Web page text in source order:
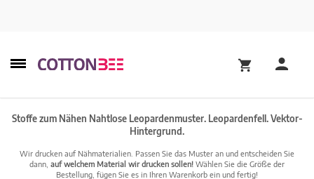
Stoffe zum Nähen Nahtlose Leopardenmuster. Leopardenfell. Vektor-
Hintergrund.
Wir drucken auf Nähmaterialien. Passen Sie das Muster an und entscheiden Sie
dann, auf welchem Material wir drucken sollen! Wählen Sie die Größe der
Bestellung, fügen Sie es in Ihren Warenkorb ein und fertig!